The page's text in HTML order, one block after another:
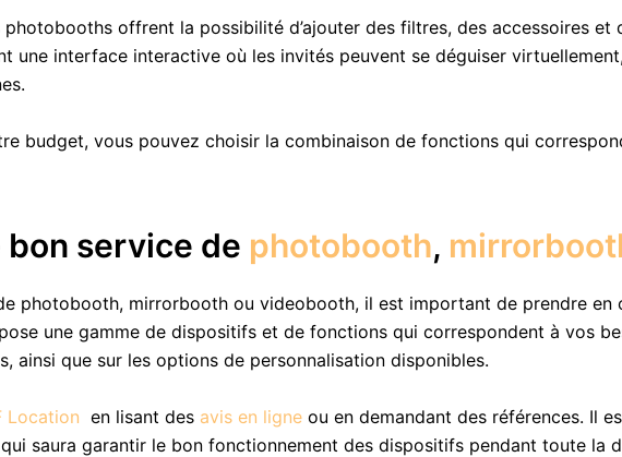
offrent la possibilité d’ajouter des filtres, des accessoires et
une interface interactive où les invités peuvent se déguiser
budget, vous pouvez choisir la combinaison de fonctions qui
service de photobooth,
photobooth, mirrorbooth ou videobooth, il est important de prendre en
une gamme de dispositifs et de fonctions qui correspondent à vos
ainsi que sur les options de personnalisation disponibles.
Location en lisant des avis en ligne ou en demandant des références. Il
qui saura garantir le bon fonctionnement des dispositifs pendant toute la